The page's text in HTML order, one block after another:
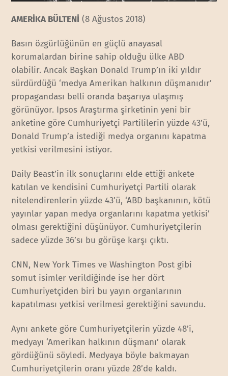
AMERİKA BÜLTENİ (8 Ağustos 2018)
Basın özgürlüğünün en güçlü anayasal
korumalardan birine sahip olduğu ülke ABD
olabilir. Ancak Başkan Donald Trump’ın iki yıldır
sürdürdüğü ‘medya Amerikan halkının düşmanıdır’
propagandası belli oranda başarıya ulaşmış
görünüyor. Ipsos Araştırma şirketinin yeni bir
anketine göre Cumhuriyetçi Partililerin yüzde 43’ü,
Donald Trump’a istediği medya organını kapatma
yetkisi verilmesini istiyor.
Daily Beast’in ilk sonuçlarını elde ettiği ankete
katılan ve kendisini Cumhuriyetçi Partili olarak
nitelendirenlerin yüzde 43’ü, ‘ABD başkanının, kötü
yayınlar yapan medya organlarını kapatma yetkisi’
olması gerektiğini düşünüyor. Cumhuriyetçilerin
sadece yüzde 36’sı bu görüşe karşı çıktı.
CNN, New York Times ve Washington Post gibi
somut isimler verildiğinde ise her dört
Cumhuriyetçiden biri bu yayın organlarının
kapatılması yetkisi verilmesi gerektiğini savundu.
Aynı ankete göre Cumhuriyetçilerin yüzde 48’i,
medyayı ‘Amerikan halkının düşmanı’ olarak
gördüğünü söyledi. Medyaya böyle bakmayan
Cumhuriyetçilerin oranı yüzde 28’de kaldı.